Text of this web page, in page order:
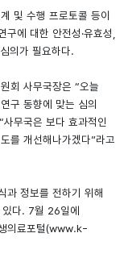
및 수행 프로토콜 등이
에 대한 안전성·유효성,
의가 필요하다.
회 사무국장은 “오늘
구 동향에 맞는 심의
무국은 보다 효과적인
를 개선해나가겠다”라고
과 정보를 전하기 위해
있다. 7월 26일에
의료포털(www.k-